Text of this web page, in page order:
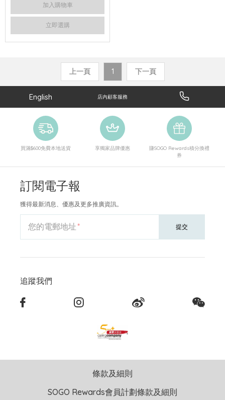
加入購物車
立即選購
上一頁 1 下一頁
English 店內顧客服務
買滿$600免費本地送貨 享獨家品牌優惠
賺SOGO Rewards積分換禮
券
訂閱電子報
獲得最新消息、優惠及更多推廣資訊。
您的電郵地址 提交
追蹤我們
條款及細則
SOGO Rewards會員計劃條款及細則